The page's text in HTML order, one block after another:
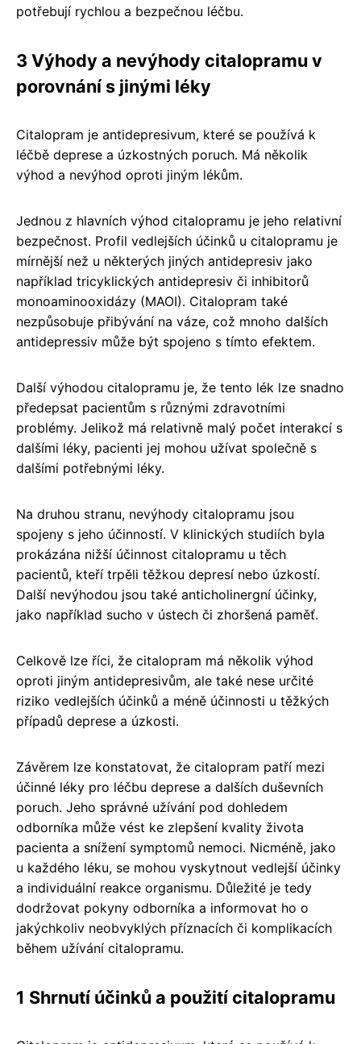
potřebují rychlou a bezpečnou léčbu.
3 Výhody a nevýhody citalopramu v
porovnání s jinými léky
Citalopram je antidepresivum, které se používá k
léčbě deprese a úzkostných poruch. Má několik
výhod a nevýhod oproti jiným lékům.
Jednou z hlavních výhod citalopramu je jeho relativní
bezpečnost. Profil vedlejších účinků u citalopramu je
mírnější než u některých jiných antidepresiv jako
například tricyklických antidepresiv či inhibitorů
monoaminooxidázy (MAOI). Citalopram také
nezpůsobuje přibývání na váze, což mnoho dalších
antidepressiv může být spojeno s tímto efektem.
Další výhodou citalopramu je, že tento lék lze snadno
předepsat pacientům s různými zdravotními
problémy. Jelikož má relativně malý počet interakcí s
dalšími léky, pacienti jej mohou užívat společně s
dalšími potřebnými léky.
Na druhou stranu, nevýhody citalopramu jsou
spojeny s jeho účinností. V klinických studiích byla
prokázána nižší účinnost citalopramu u těch
pacientů, kteří trpěli těžkou depresí nebo úzkostí.
Další nevýhodou jsou také anticholinergní účinky,
jako například sucho v ústech či zhoršená paměť.
Celkově lze říci, že citalopram má několik výhod
oproti jiným antidepresivům, ale také nese určité
riziko vedlejších účinků a méně účinnosti u těžkých
případů deprese a úzkosti.
Závěrem lze konstatovat, že citalopram patří mezi
účinné léky pro léčbu deprese a dalších duševních
poruch. Jeho správné užívání pod dohledem
odborníka může vést ke zlepšení kvality života
pacienta a snížení symptomů nemoci. Nicméně, jako
u každého léku, se mohou vyskytnout vedlejší účinky
a individuální reakce organismu. Důležité je tedy
dodržovat pokyny odborníka a informovat ho o
jakýchkoliv neobvyklých příznacích či komplikacích
během užívání citalopramu.
1 Shrnutí účinků a použití citalopramu